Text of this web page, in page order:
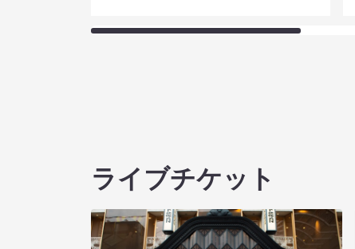
ライブチケット